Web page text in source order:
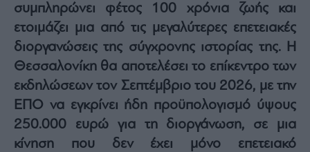
Watches
Yachts
Table
For
Two
συμπληρώνει φέτος 100 χρόνια ζωής και
ετοιμάζει μια από τις μεγαλύτερες επετειακές
διοργανώσεις της σύγχρονης ιστορίας της. Η
Θεσσαλονίκη θα αποτελέσει το επίκεντρο των
εκδηλώσεων τον Σεπτέμβριο του 2026, με την
ΕΠΟ να εγκρίνει ήδη προϋπολογισμό ύψους
250.000 ευρώ για τη διοργάνωση, σε μια
κίνηση που δεν έχει μόνο επετειακό